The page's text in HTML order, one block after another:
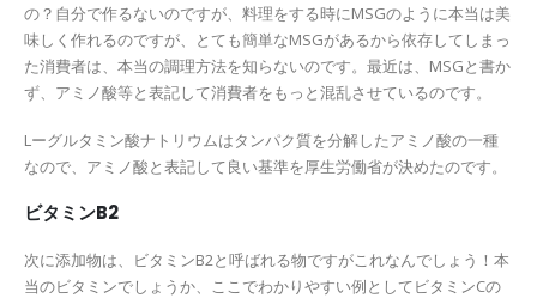
の？自分で作るないのですが、料理をする時にMSGのように本当は美
味しく作れるのですが、とても簡単なMSGがあるから依存してしまっ
た消費者は、本当の調理方法を知らないのです。最近は、MSGと書か
ず、アミノ酸等と表記して消費者をもっと混乱させているのです。
Lーグルタミン酸ナトリウムはタンパク質を分解したアミノ酸の一種
なので、アミノ酸と表記して良い基準を厚生労働省が決めたのです。
ビタミンB2
次に添加物は、ビタミンB2と呼ばれる物ですがこれなんでしょう！本
当のビタミンでしょうか、ここでわかりやすい例としてビタミンCの